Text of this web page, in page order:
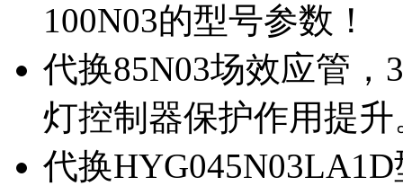
100N03的型号参数！
代换85N03场效应管
灯控制器保护作用提升
代换